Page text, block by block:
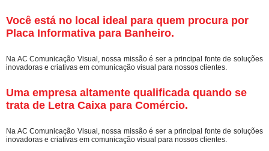
Você está no local ideal para quem procura por
Placa Informativa para Banheiro.
Na AC Comunicação Visual, nossa missão é ser a principal fonte de soluções
inovadoras e criativas em comunicação visual para nossos clientes.
Uma empresa altamente qualificada quando se
trata de Letra Caixa para Comércio.
Na AC Comunicação Visual, nossa missão é ser a principal fonte de soluções
inovadoras e criativas em comunicação visual para nossos clientes.